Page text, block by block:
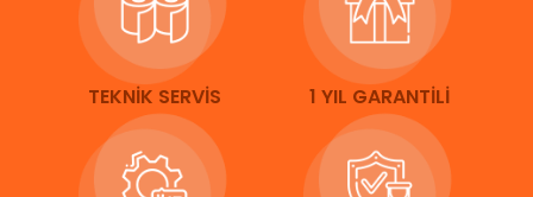
TEKNİK SERVİS 1 YIL GARANTİLİ